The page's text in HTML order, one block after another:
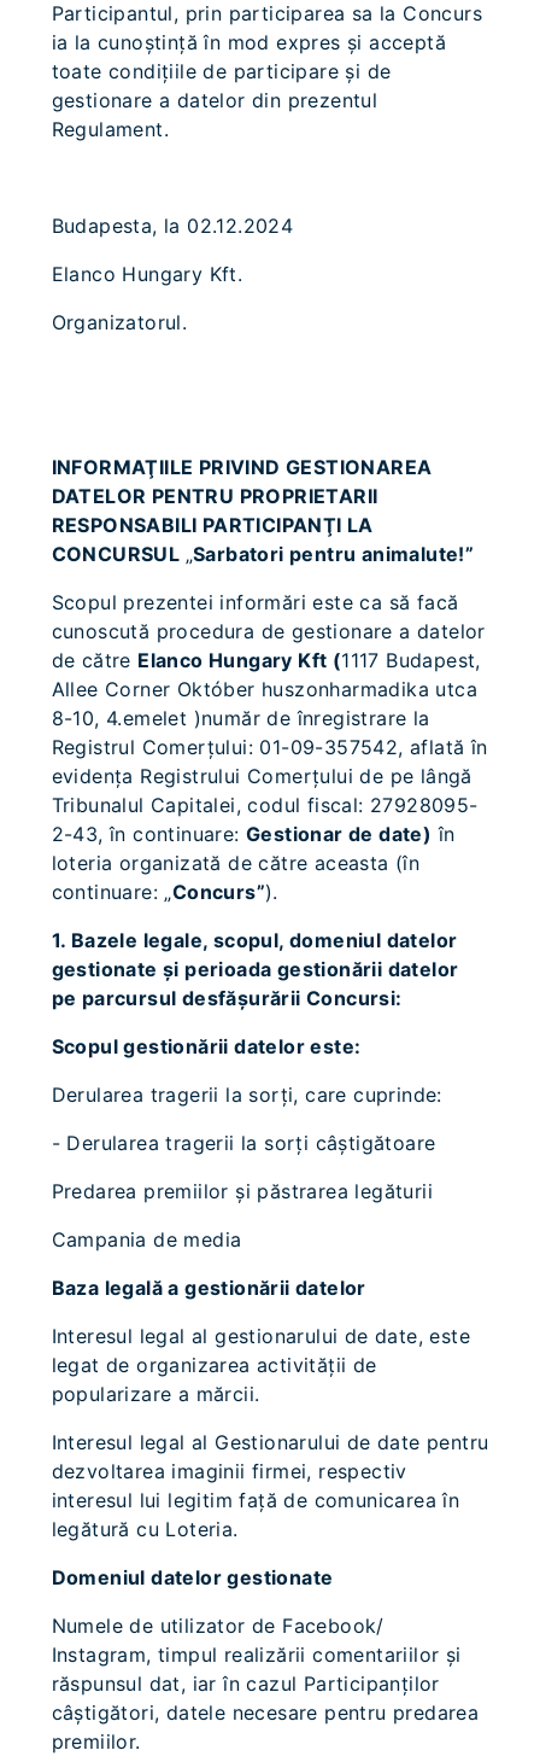
Participantul, prin participarea sa la Concurs
ia la cunoştinţă în mod expres şi acceptă
toate condiţiile de participare şi de
gestionare a datelor din prezentul
Regulament.
Budapesta, la 02.12.2024
Elanco Hungary Kft.
Organizatorul.
INFORMAŢIILE PRIVIND GESTIONAREA
DATELOR PENTRU PROPRIETARII
RESPONSABILI PARTICIPANŢI LA
CONCURSUL „Sarbatori pentru animalute!”
Scopul prezentei informări este ca să facă
cunoscută procedura de gestionare a datelor
de către Elanco Hungary Kft (1117 Budapest,
Allee Corner Október huszonharmadika utca
8-10, 4.emelet )număr de înregistrare la
Registrul Comerţului: 01-09-357542, aflată în
evidenţa Registrului Comerţului de pe lângă
Tribunalul Capitalei, codul fiscal: 27928095-
2-43, în continuare: Gestionar de date) în
loteria organizată de către aceasta (în
continuare: „Concurs”).
1. Bazele legale, scopul, domeniul datelor
gestionate şi perioada gestionării datelor
pe parcursul desfăşurării Concursi:
Scopul gestionării datelor este:
Derularea tragerii la sorţi, care cuprinde:
- Derularea tragerii la sorţi câştigătoare
Predarea premiilor şi păstrarea legăturii
Campania de media
Baza legală a gestionării datelor
Interesul legal al gestionarului de date, este
legat de organizarea activităţii de
popularizare a mărcii.
Interesul legal al Gestionarului de date pentru
dezvoltarea imaginii firmei, respectiv
interesul lui legitim faţă de comunicarea în
legătură cu Loteria.
Domeniul datelor gestionate
Numele de utilizator de Facebook/
Instagram, timpul realizării comentariilor şi
răspunsul dat, iar în cazul Participanţilor
câştigători, datele necesare pentru predarea
premiilor.